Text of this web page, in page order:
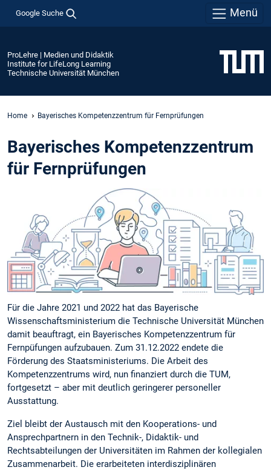
Google Suche Menü
ProLehre | Medien und Didaktik
Institute for LifeLong Learning
Technische Universität München
Home Bayerisches Kompetenzzentrum für Fernprüfungen
Bayerisches Kompetenzzentrum
für Fernprüfungen
Für die Jahre 2021 und 2022 hat das Bayerische
Wissenschaftsministerium die Technische Universität München
damit beauftragt, ein Bayerisches Kompetenzzentrum für
Fernpüfungen aufzubauen. Zum 31.12.2022 endete die
Förderung des Staatsministeriums. Die Arbeit des
Kompetenzzentrums wird, nun finanziert durch die TUM,
fortgesetzt – aber mit deutlich geringerer personeller
Ausstattung.
Ziel bleibt der Austausch mit den Kooperations- und
Ansprechpartnern in den Technik-, Didaktik- und
Rechtsabteilungen der Universitäten im Rahmen der kollegialen
Zusammenarbeit. Die erarbeiteten interdisziplinären